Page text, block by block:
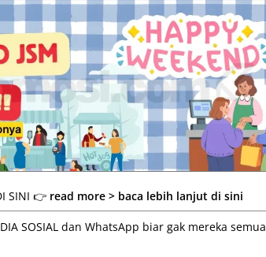
SINI 👉 read more > baca lebih lanjut di sini
SOSIAL dan WhatsApp biar gak mereka semua